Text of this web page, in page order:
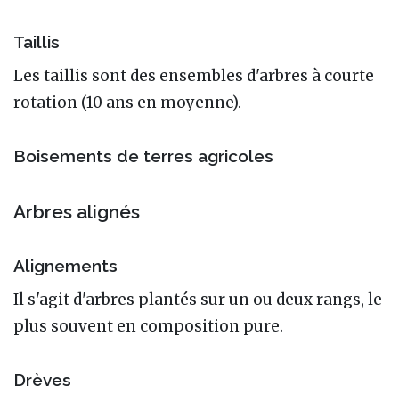
Taillis
Les taillis sont des ensembles d'arbres à courte
rotation (10 ans en moyenne).
Boisements de terres agricoles
Arbres alignés
Alignements
Il s'agit d'arbres plantés sur un ou deux rangs, le
plus souvent en composition pure.
Drèves